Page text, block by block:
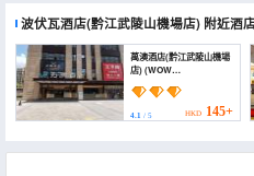
波伏瓦酒店(黔江武陵山機場店) 附近酒
萬澳酒店(黔江武陵山機場
店) (WOW
HOTEL(Qianjiang
Wulingshan Airport
Hotel))
4.1 / 5 HKD 145+